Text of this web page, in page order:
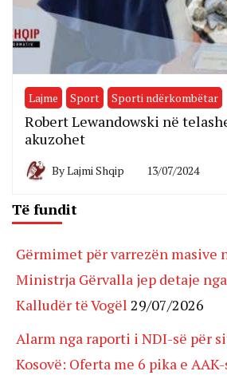
Lajme Sport Sporti ndërkombëtar
Robert Lewandowski në
akuzohet
ByLajmi Shqip 13/07/2024
Të fundit
Gërmimet për varrezën masive
Ministrja Gërvalla jep detaje
Kalludër të Vogël 29/07/2026
Alarm nga raporti i NDI-së për
Kosovë: Oferta me 6 pika e